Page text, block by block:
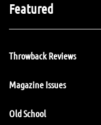
Featured
Throwback Reviews
Magazine Issues
Old School